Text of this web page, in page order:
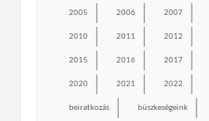
2005 2006 2007
2010 2011 2012
2015 2016 2017
2020 2021 2022
beiratkozás büszkeségeink